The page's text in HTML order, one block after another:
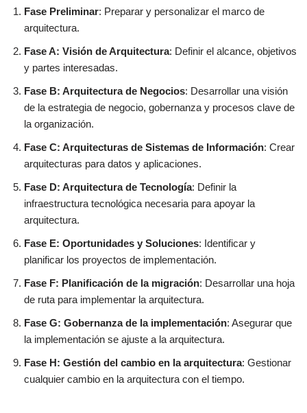
Fase Preliminar: Preparar y personalizar el marco de
arquitectura.
Fase A: Visión de Arquitectura: Definir el alcance, objetivos
y partes interesadas.
Fase B: Arquitectura de Negocios: Desarrollar una visión
de la estrategia de negocio, gobernanza y procesos clave de
la organización.
Fase C: Arquitecturas de Sistemas de Información: Crear
arquitecturas para datos y aplicaciones.
Fase D: Arquitectura de Tecnología: Definir la
infraestructura tecnológica necesaria para apoyar la
arquitectura.
Fase E: Oportunidades y Soluciones: Identificar y
planificar los proyectos de implementación.
Fase F: Planificación de la migración: Desarrollar una hoja
de ruta para implementar la arquitectura.
Fase G: Gobernanza de la implementación: Asegurar que
la implementación se ajuste a la arquitectura.
Fase H: Gestión del cambio en la arquitectura: Gestionar
cualquier cambio en la arquitectura con el tiempo.